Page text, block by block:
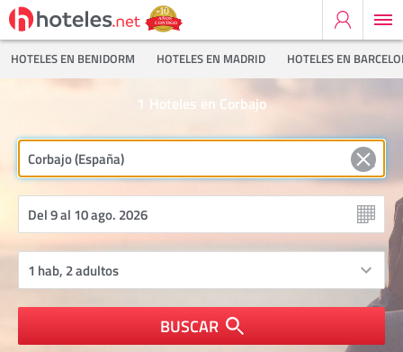
HOTELES EN BENIDORM HOTELES EN MADRID HOTELES EN
Hoteles en Corbajo
1
BUSCAR